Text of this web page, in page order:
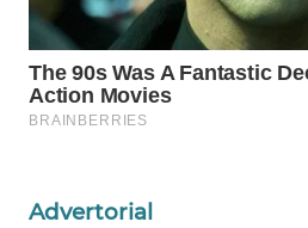
Advertorial
WAHANA
INFRASTRUKTUR
WAHANA
KONSUMEN
LISTRIK